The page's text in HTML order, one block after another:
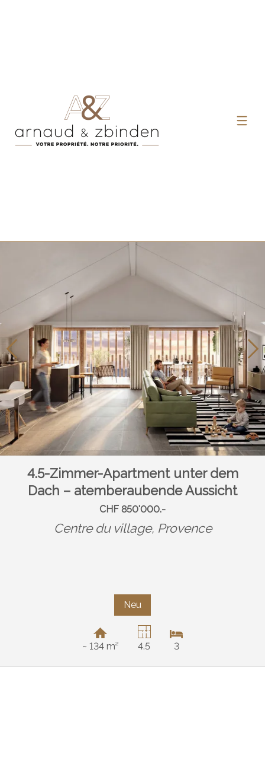
4.5-Zimmer-Apartment unter dem
Dach – atemberaubende Aussicht
CHF 850'000.-
Centre du village, Provence
Neu
~ 134 m² 4.5 3